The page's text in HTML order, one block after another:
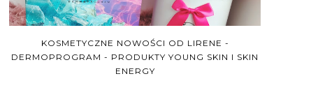
KOSMETYCZNE NOWOŚCI OD LIRENE -
DERMOPROGRAM - PRODUKTY YOUNG SKIN I SKIN
ENERGY